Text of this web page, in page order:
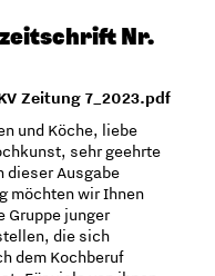
Nr.
Zeitung 7_2023.pdf
und Köche, liebe
sehr geehrte
dieser Ausgabe
möchten wir Ihnen
Gruppe junger
die sich
dem Kochberuf